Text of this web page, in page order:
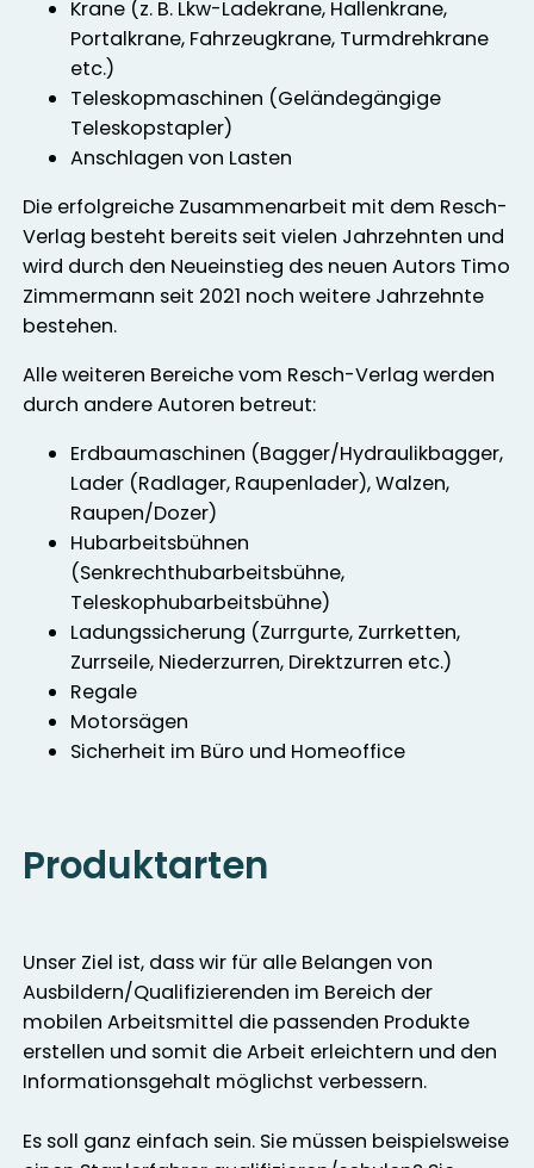
Krane (z. B. Lkw-Ladekrane, Hallenkrane,
Portalkrane, Fahrzeugkrane, Turmdrehkrane
etc.)
Teleskopmaschinen (Geländegängige
Teleskopstapler)
Anschlagen von Lasten
Die erfolgreiche Zusammenarbeit mit dem Resch-
Verlag besteht bereits seit vielen Jahrzehnten und
wird durch den Neueinstieg des neuen Autors Timo
Zimmermann seit 2021 noch weitere Jahrzehnte
bestehen.
Alle weiteren Bereiche vom Resch-Verlag werden
durch andere Autoren betreut:
Erdbaumaschinen (Bagger/Hydraulikbagger,
Lader (Radlager, Raupenlader), Walzen,
Raupen/Dozer)
Hubarbeitsbühnen
(Senkrechthubarbeitsbühne,
Teleskophubarbeitsbühne)
Ladungssicherung (Zurrgurte, Zurrketten,
Zurrseile, Niederzurren, Direktzurren etc.)
Regale
Motorsägen
Sicherheit im Büro und Homeoffice
Produktarten
Unser Ziel ist, dass wir für alle Belangen von
Ausbildern/Qualifizierenden im Bereich der
mobilen Arbeitsmittel die passenden Produkte
erstellen und somit die Arbeit erleichtern und den
Informationsgehalt möglichst verbessern.
Es soll ganz einfach sein. Sie müssen beispielsweise